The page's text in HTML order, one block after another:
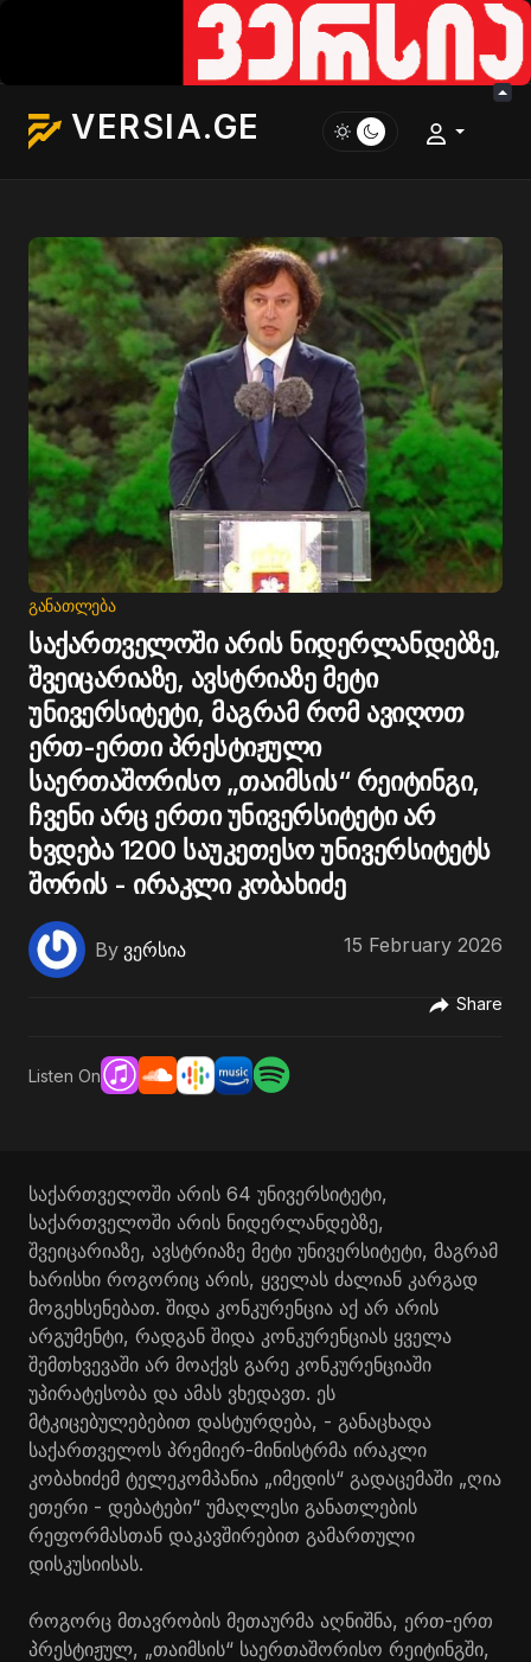
VERSIA.GE
ᲒᲐᲜᲐᲗᲚᲔᲑᲐ
საქართველოში არის ნიდერლანდებზე,
შვეიცარიაზე, ავსტრიაზე მეტი
უნივერსიტეტი, მაგრამ რომ ავიღოთ
ერთ-ერთი პრესტიჟული
საერთაშორისო „თაიმსის“ რეიტინგი,
ჩვენი არც ერთი უნივერსიტეტი არ
ხვდება 1200 საუკეთესო უნივერსიტეტს
შორის - ირაკლი კობახიძე
By ვერსია 15 February 2026
Share
Listen On
საქართველოში არის 64 უნივერსიტეტი,
საქართველოში არის ნიდერლანდებზე,
შვეიცარიაზე, ავსტრიაზე მეტი უნივერსიტეტი, მაგრამ
ხარისხი როგორიც არის, ყველას ძალიან კარგად
მოგეხსენებათ. შიდა კონკურენცია აქ არ არის
არგუმენტი, რადგან შიდა კონკურენციას ყველა
შემთხვევაში არ მოაქვს გარე კონკურენციაში
უპირატესობა და ამას ვხედავთ. ეს
მტკიცებულებებით დასტურდება, - განაცხადა
საქართველოს პრემიერ-მინისტრმა ირაკლი
კობახიძემ ტელეკომპანია „იმედის“ გადაცემაში „ღია
ეთერი - დებატები“ უმაღლესი განათლების
რეფორმასთან დაკავშირებით გამართული
დისკუსიისას.
როგორც მთავრობის მეთაურმა აღნიშნა, ერთ-ერთ
პრესტიჟულ, „თაიმსის“ საერთაშორისო რეიტინგში,